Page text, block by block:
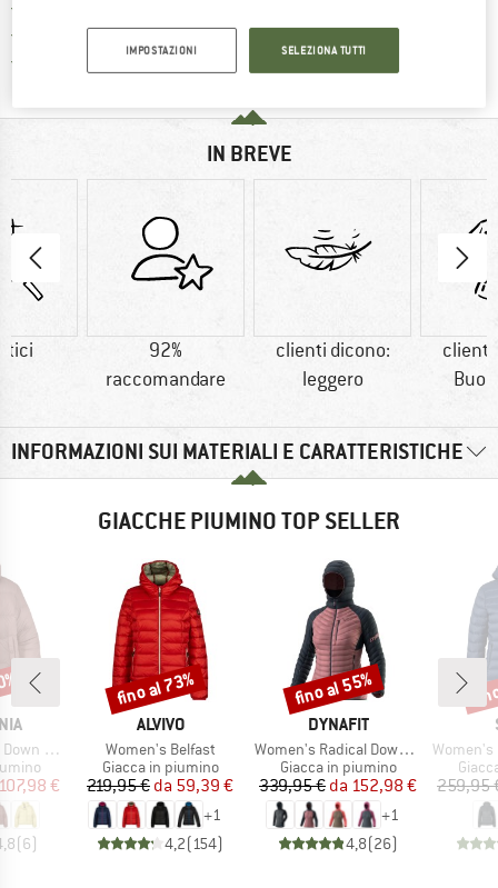
Tutti gli articoli in magazzino
Tutela consumatori Trusted ShopsTrovi tutte le informazioni
IN BREVE
92%
raccomandare
clienti dicono:
leggero
clienti
INFORMAZIONI SUI MATERIALI E CARATTERISTICHE
GIACCHE PIUMINO TOP SELLER
Jacket
ridotto
€
(6)
MARCHIO
ALVIVO
Articolo
Women's Belfast
Gruppo di prodotti
Giacca in piumino
Prezzo
219,95 € Prezzo ridotto
da 59,39 €
+1
4,2(154)
Sconto
fino al 73%
MARCHIO
DYNAFIT
Articolo
Women's Radical Down Hood Jacket
Gruppo di prodotti
Giacca in piumino
Prezzo
339,95 € Prezzo ridotto
da 152,98 €
+1
4,8(26)
Sconto
fino al 55%
Articolo
Women's
259,95
IMPOSTAZIONI SELEZIONA TUTTI